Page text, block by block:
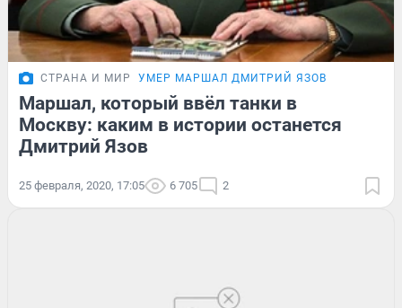
СТРАНА И МИР УМЕР МАРШАЛ ДМИТРИЙ ЯЗОВ
Маршал, который ввёл танки в
Москву: каким в истории останется
Дмитрий Язов
25 февраля, 2020, 17:05 6 705 2